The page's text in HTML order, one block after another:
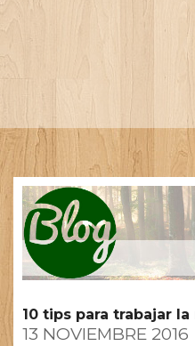
10 tips para trabajar la
13 NOVIEMBRE 2016